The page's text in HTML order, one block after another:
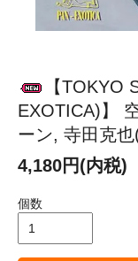
【TOKYO
EXOTICA)】
ーン, 寺田克
4,180円(内税)
個数